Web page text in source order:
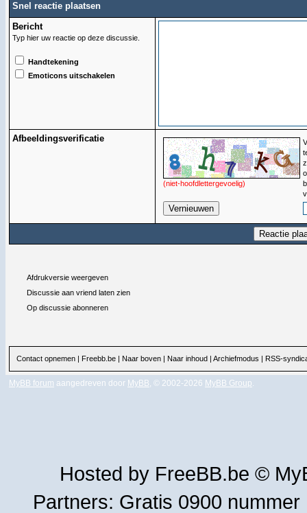
Snel reactie plaatsen
Bericht
Typ hier uw reactie op deze discussie.
Handtekening
Emoticons uitschakelen
Afbeeldingsverificatie
(niet-hoofdlettergevoelig)
Afdrukversie weergeven
Discussie aan vriend laten zien
Op discussie abonneren
Contact opnemen | Freebb.be | Naar boven | Naar inhoud | Archiefmodus | RSS-
MyBB forum aangedreven door MyBB, © 2002-2026 MyBB Group.
Hosted by FreeBB.be ©
Partners: Gratis 0900 nummer